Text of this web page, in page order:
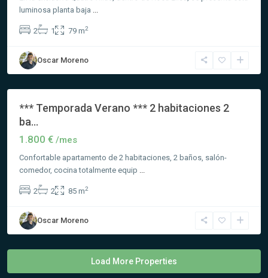
luminosa planta baja ...
2 1 79 m2
Oscar Moreno
Novedad
*** Temporada Verano *** 2 habitaciones 2
ba...
1.800 € /mes
Confortable apartamento de 2 habitaciones, 2 baños, salón-
comedor, cocina totalmente equip ...
2 2 85 m2
Oscar Moreno